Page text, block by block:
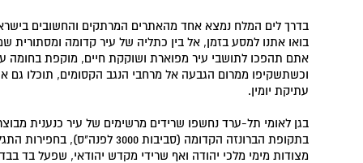
בדרך לים המלח נמצא אחד מהאתרים המרתקים והחשובים
בואו אתנו למסע בזמן, אל בין כתליה של עיר קדומה ומסתורית
אתם תהפכו לתושבי עיר מפוארת ושוקקת חיים, מוקפת בחומה
וכשתשקיפו ממרום הגבעה אל מרחבי הנגב הקסומים, תוכלו גם
עתיקת יומין.
בגן לאומי תל-ערד נחשפו שרידים מרשימים של עיר כנענית
בתקופת הברונזה הקדומה (סביבות
מצודות מימי מלכי יהודה ואף שרידי מקדש יהודאי, שפעל בד